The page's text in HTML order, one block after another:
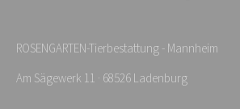
ROSENGARTEN-Tierbestattung - Mannheim
Am Sägewerk 11 · 68526 Ladenburg